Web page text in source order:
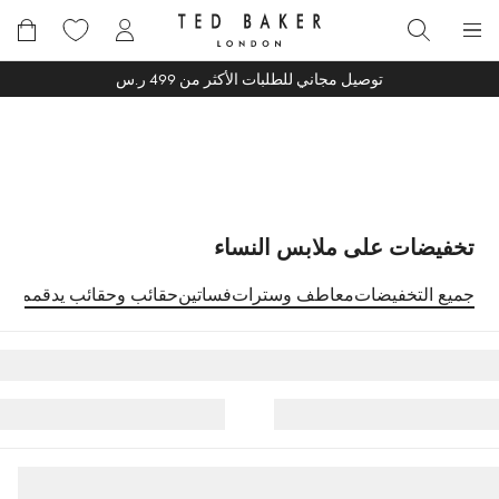
إلى
المحتوى
بحث
توصيل مجاني للطلبات الأكثر من 499 ر.س
تخفيضات على ملابس النساء
جميع التخفيضاتمعاطف وستراتفساتينحقائب وحقائب يدقمم